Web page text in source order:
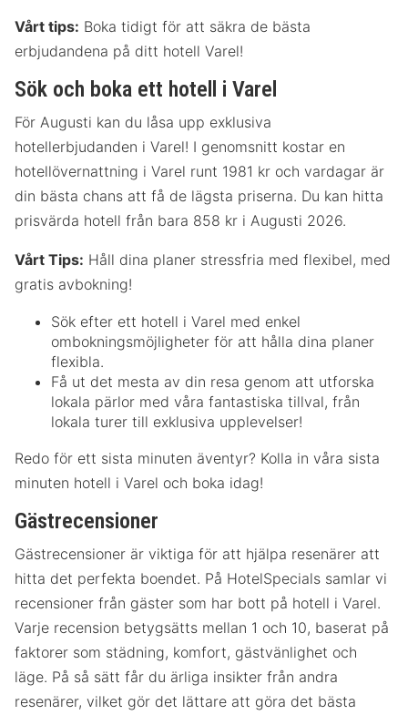
Vårt tips: Boka tidigt för att säkra de bästa
erbjudandena på ditt hotell Varel!
Sök och boka ett hotell i Varel
För Augusti kan du låsa upp exklusiva
hotellerbjudanden i Varel! I genomsnitt kostar en
hotellövernattning i Varel runt 1981 kr och vardagar är
din bästa chans att få de lägsta priserna. Du kan hitta
prisvärda hotell från bara 858 kr i Augusti 2026.
Vårt Tips: Håll dina planer stressfria med flexibel, med
gratis avbokning!
Sök efter ett hotell i Varel med enkel
ombokningsmöjligheter för att hålla dina planer
flexibla.
Få ut det mesta av din resa genom att utforska
lokala pärlor med våra fantastiska tillval, från
lokala turer till exklusiva upplevelser!
Redo för ett sista minuten äventyr? Kolla in våra sista
minuten hotell i Varel och boka idag!
Gästrecensioner
Gästrecensioner är viktiga för att hjälpa resenärer att
hitta det perfekta boendet. På HotelSpecials samlar vi
recensioner från gäster som har bott på hotell i Varel.
Varje recension betygsätts mellan 1 och 10, baserat på
faktorer som städning, komfort, gästvänlighet och
läge. På så sätt får du ärliga insikter från andra
resenärer, vilket gör det lättare att göra det bästa